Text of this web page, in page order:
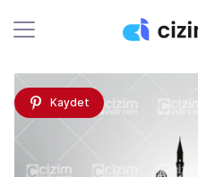
Kaydet